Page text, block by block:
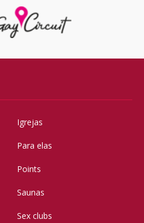
Igrejas
Para elas
Points
Saunas
Sex clubs